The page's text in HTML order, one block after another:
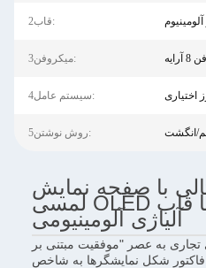
2قاب: آلومینیوم
3میکروفن:
4سیستم عامل: اختیاری
5روش نوشتن: انگشت
با صفحه نمایش
لمسی OLED شفاف ۷۷ اینچی با قاب
آلیاژی آلومینیومی
به عصر "موفقیت مبتنی بر
فاکتور شکل نمایشگرها به شاخص